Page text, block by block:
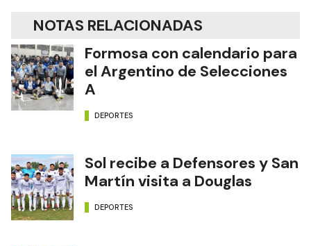
NOTAS RELACIONADAS
Formosa con calendario para
el Argentino de Selecciones
A
DEPORTES
Sol recibe a Defensores y San
Martín visita a Douglas
DEPORTES